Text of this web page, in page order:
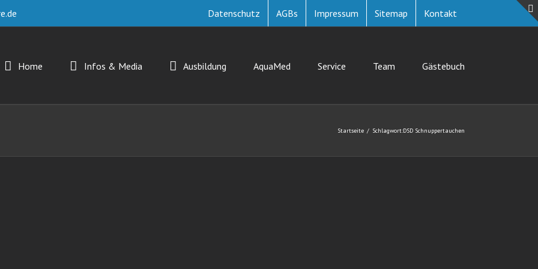
Datenschutz AGBs Impressum Sitemap Kontakt
Home Infos & Media Ausbildung AquaMed Service Team Gästebuch
Startseite Schlagwort:DSD Schnuppertauchen